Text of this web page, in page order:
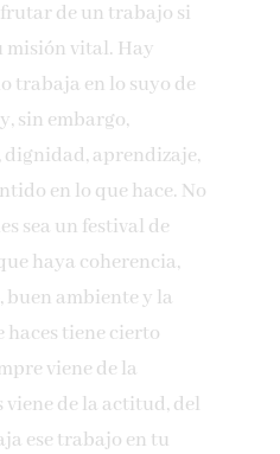
de un trabajo si
misión vital. Hay
trabaja en lo suyo de
sin embargo,
aprendizaje,
en lo que hace. No
sea un festival de
haya coherencia,
ambiente y la
haces tiene cierto
viene de la
viene de la actitud, del
ese trabajo en tu